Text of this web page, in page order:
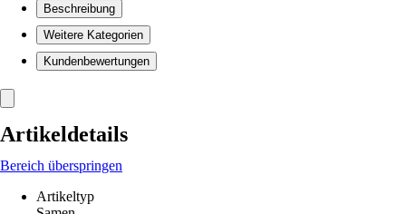
Beschreibung
Weitere Kategorien
Kundenbewertungen
Artikeldetails
Bereich überspringen
Artikeltyp